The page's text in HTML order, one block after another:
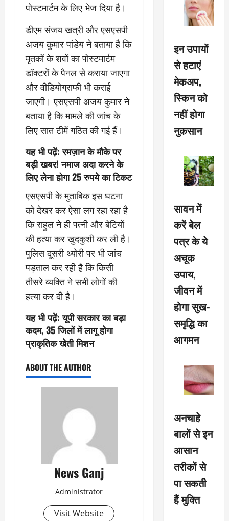
पोस्टमार्टम के लिए भेज दिया है।
डीएम संजय खत्री और एसएसपी
अजय कुमार पांडेय ने बताया है कि
मृतकों के शवों का पोस्टमार्टम
डॉक्टरों के पैनल से कराया जाएगा
और वीडियोग्राफी भी कराई
जाएगी। एसएसपी अजय कुमार ने
बताया है कि मामले की जांच के
लिए सात टीमें गठित की गई हैं।
यह भी पढ़ें:रमज़ान के मौके पर
बड़ी खबर! नमाज अदा करने के
लिए लेना होगा 25 रुपये का टिकट
एसएसपी के मुताबिक इस घटना
को देखर कर ऐसा लग रहा रहा है
कि राहुल ने ही पत्नी और बेटियों
की हत्या कर खुदकुशी कर ली है।
पुलिस दूसरी थ्योरी पर भी जांच
पड़ताल कर रही है कि किसी
तीसरे व्यक्ति ने सभी लोगों की
हत्या कर दी है।
यह भी पढ़ें:यूपी सरकार का बड़ा
कदम, 35 जिलों में लागू होगा
प्राकृतिक खेती मिशन
ABOUT THE AUTHOR
News Ganj
Administrator
Visit Website
इन उपायों
से हटाएं
मेकअप,
स्किन को
नहीं होगा
नुकसान
सावन में
करें बेल
पत्र के ये
अचूक
उपाय,
जीवन में
होगा सुख-
समृद्धि का
आगमन
अनचाहे
बालों से इन
आसान
तरीकों से
पा सकती
हैं मुक्ति